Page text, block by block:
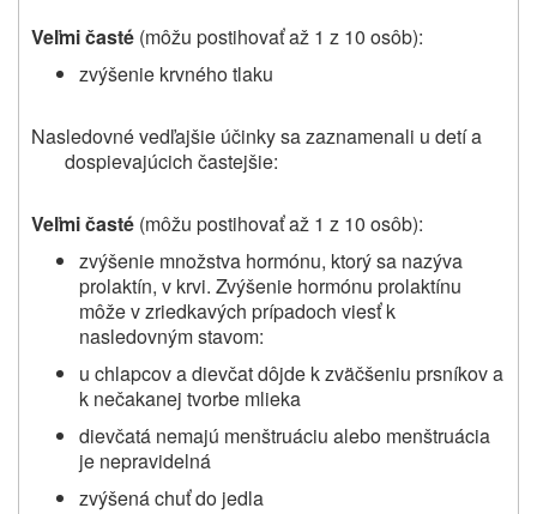
Veľmi časté (môžu postihovať až 1 z 10 osôb):
zvýšenie krvného tlaku
Nasledovné vedľajšie účinky sa zaznamenali u detí a
dospievajúcich častejšie:
Veľmi časté (môžu postihovať až 1 z 10 osôb):
zvýšenie množstva hormónu, ktorý sa nazýva
prolaktín, v krvi. Zvýšenie hormónu prolaktínu
môže v zriedkavých prípadoch viesť k
nasledovným stavom:
u chlapcov a dievčat dôjde k zväčšeniu prsníkov a
k nečakanej tvorbe mlieka
dievčatá nemajú menštruáciu alebo menštruácia
je nepravidelná
zvýšená chuť do jedla